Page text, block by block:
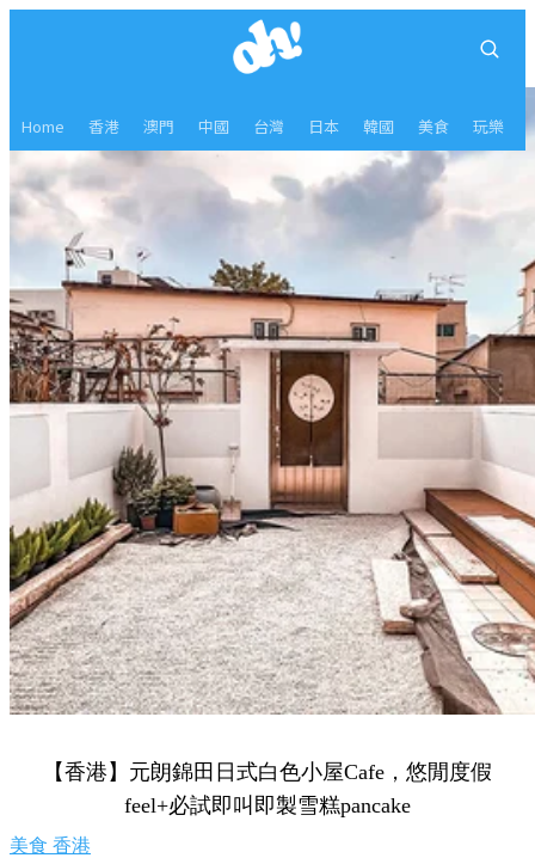
Home 香港 澳門 中國 台灣 日本 韓國 美食 玩樂
【香港】元朗錦田日式白色小屋Cafe，悠閒度假
feel+必試即叫即製雪糕pancake
美食 香港